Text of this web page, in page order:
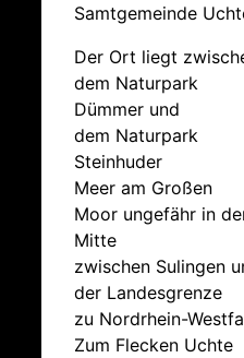
Samtgemeinde
Der Ort liegt
dem Naturpark
Dümmer und
dem Naturpark
Steinhuder
Meer am Großen
Moor ungefähr in
Mitte
zwischen Sulingen
der Landesgrenze
zu Nordrhein-
Zum Flecken Uchte